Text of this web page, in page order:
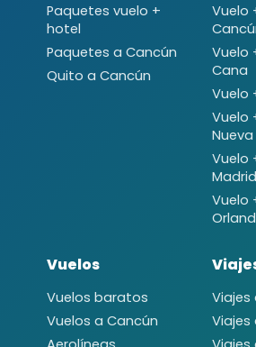
Paquetes vuelo +
hotel
Paquetes a Cancún
Quito a Cancún
Vuelo
Vuelo
Cana
Vuelo
Vuelo
Nueva
Vuelo
Madrid
Vuelo
Vuelos
Vuelos baratos
Vuelos a Cancún
Viajes
Viajes